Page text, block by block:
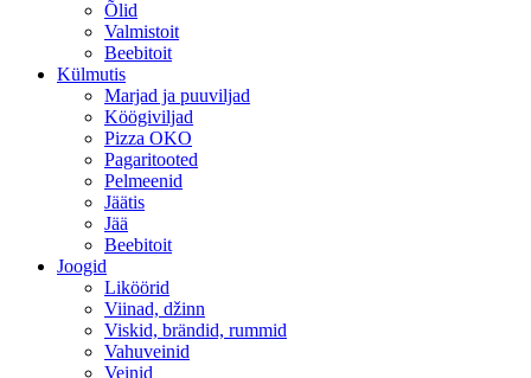
Õlid
Valmistoit
Beebitoit
Külmutis
Marjad ja puuviljad
Köögiviljad
Pizza OKO
Pagaritooted
Pelmeenid
Jäätis
Jää
Beebitoit
Joogid
Liköörid
Viinad, džinn
Viskid, brändid, rummid
Vahuveinid
Veinid